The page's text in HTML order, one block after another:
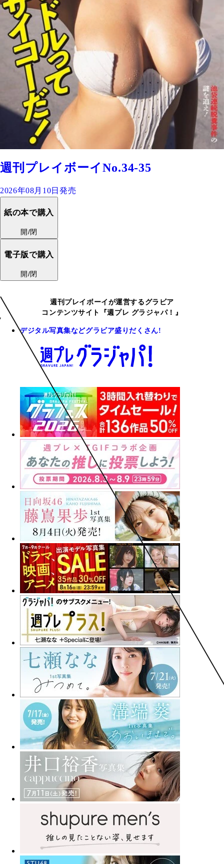
週刊プレイボーイNo.34-35
2026年08月10日発売
紙の本で購入
開/閉
電子版で購入
開/閉
週刊プレイボーイが運営するグラビア
コンテンツサイト『週プレ グラジャパ！』
デジタル写真集などグラビア盛りだくさん!